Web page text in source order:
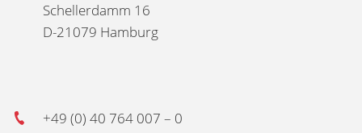
Schellerdamm 16
D-21079 Hamburg
+49 (0) 40 764 007 – 0